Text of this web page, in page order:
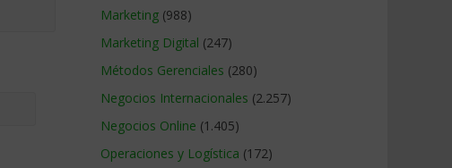
Marketing (988)
Marketing Digital (247)
Métodos Gerenciales (280)
Negocios Internacionales (2.257)
Negocios Online (1.405)
Operaciones y Logística (172)